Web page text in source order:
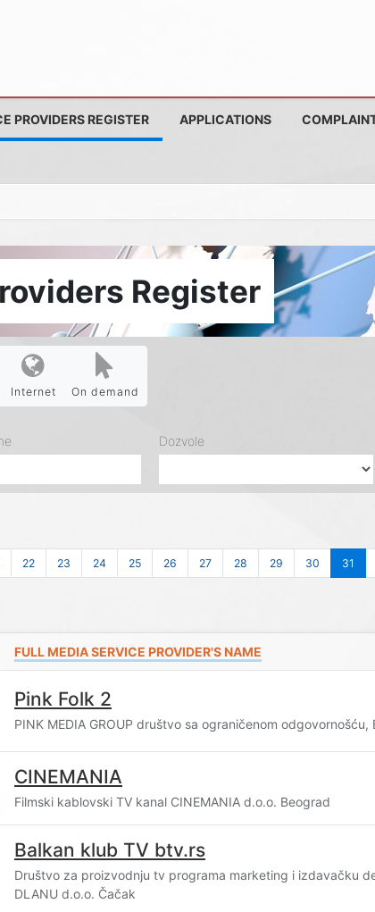
PROVIDERS REGISTER APPLICATIONS
Register
Internet On demand
Dozvole
22 23 24 25 26 27 28 29 30 31
FULL MEDIA SERVICE PROVIDER'S NAME
Pink Folk 2
PINK MEDIA GROUP društvo sa ograničenom odgovornošću,
CINEMANIA
Filmski kablovski TV kanal CINEMANIA d.o.o. Beograd
Balkan klub TV btv.rs
Društvo za proizvodnju tv programa marketing i izdavačku
DLANU d.o.o. Čačak